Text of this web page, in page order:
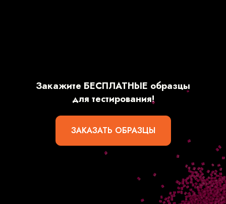
Закажите БЕСПЛАТНЫЕ образцы
для тестирования!
ЗАКАЗАТЬ ОБРАЗЦЫ